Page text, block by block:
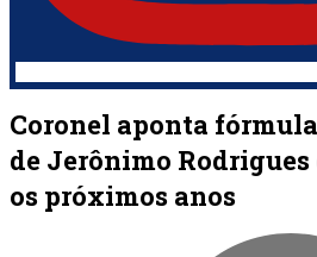
Coronel aponta
de Jerônimo
os próximos anos